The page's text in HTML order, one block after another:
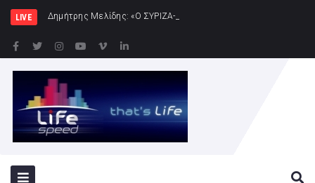
LIVE Δημήτρης Μελίδης: «Ο ΣΥΡΙΖΑ-ΠΣ είναι εδώ – πλήρης πολιτ